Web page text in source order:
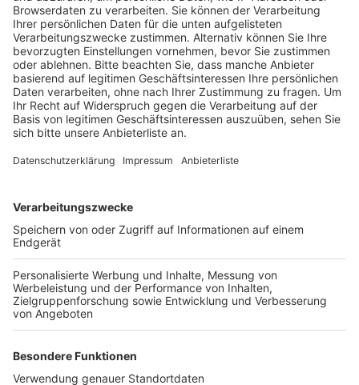
Anzeige
Dienstag wird der Höchststand erwartet
Anzeige
Nina ausgelöst. Bis hoch zur Niederländischen Grenze
könne es zu Ausuferungen und einer erhöhten
Strömung im Uferbereich kommen, heißt es. Aktuell
steht der Rhein in Köln bei knapp 6,40 Meter –
Tendenz steigend. Die Stadtentwässerungsbetriebe
gehen davon aus, dass morgen der Höchststand
erreicht wird.
Anzeige